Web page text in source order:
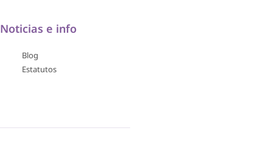
Noticias e info
Blog
Estatutos